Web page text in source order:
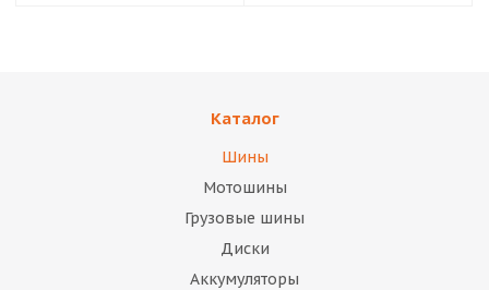
Каталог
Шины
Мотошины
Грузовые шины
Диски
Аккумуляторы